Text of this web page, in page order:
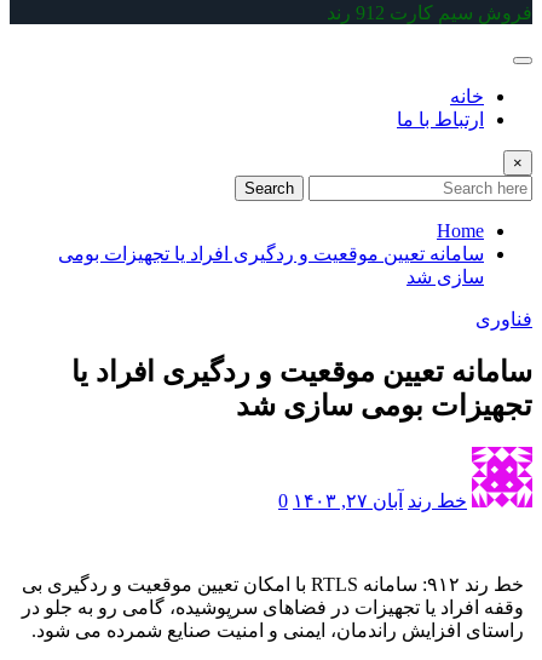
فروش سیم کارت 912 رند
خانه
ارتباط با ما
×
Search
Home
سامانه تعیین موقعیت و ردگیری افراد یا تجهیزات بومی
سازی شد
فناوری
سامانه تعیین موقعیت و ردگیری افراد یا
تجهیزات بومی سازی شد
خط رند آبان ۲۷, ۱۴۰۳ 0
خط رند ۹۱۲: سامانه RTLS با امکان تعیین موقعیت و ردگیری بی
وقفه افراد یا تجهیزات در فضاهای سرپوشیده، گامی رو به جلو در
راستای افزایش راندمان، ایمنی و امنیت صنایع شمرده می شود.